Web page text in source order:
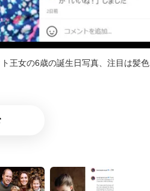
王女の6歳の誕生日写真、注目は髪色